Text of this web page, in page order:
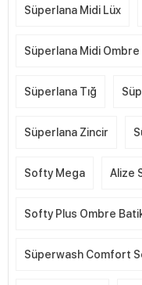
Süperlana Midi Lüx
Süperlana Midi Ombre
Süperlana Tığ
Süperlana Zincir
Softy Mega Alize
Softy Plus Ombre
Süperwash Comfort